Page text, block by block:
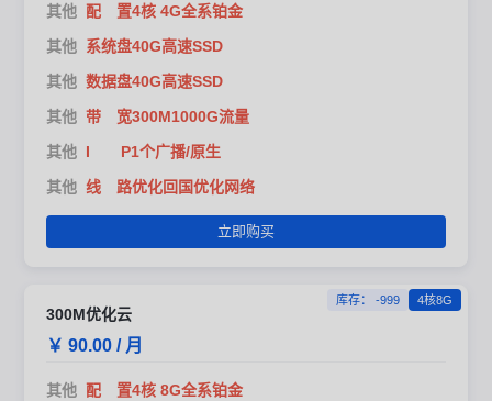
其他 配 置4核 4G全系铂金
其他 系统盘40G高速SSD
其他 数据盘40G高速SSD
其他 带 宽300M1000G流量
其他 I P1个广播/原生
其他 线 路优化回国优化网络
立即购买
库存： -999 4核8G
300M优化云
￥ 90.00 / 月
其他 配 置4核 8G全系铂金